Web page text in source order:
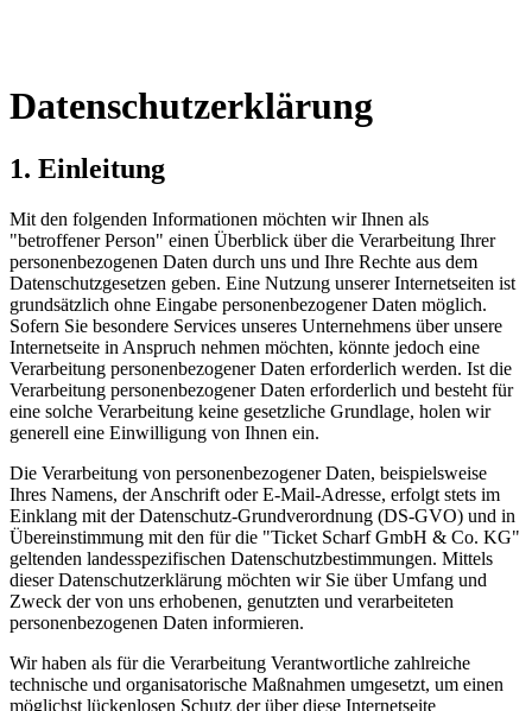
Datenschutzerklärung
1. Einleitung
Mit den folgenden Informationen möchten wir Ihnen als
"betroffener Person" einen Überblick über die Verarbeitung Ihrer
personenbezogenen Daten durch uns und Ihre Rechte aus dem
Datenschutzgesetzen geben. Eine Nutzung unserer Internetseiten ist
grundsätzlich ohne Eingabe personenbezogener Daten möglich.
Sofern Sie besondere Services unseres Unternehmens über unsere
Internetseite in Anspruch nehmen möchten, könnte jedoch eine
Verarbeitung personenbezogener Daten erforderlich werden. Ist die
Verarbeitung personenbezogener Daten erforderlich und besteht für
eine solche Verarbeitung keine gesetzliche Grundlage, holen wir
generell eine Einwilligung von Ihnen ein.
Die Verarbeitung von personenbezogener Daten, beispielsweise
Ihres Namens, der Anschrift oder E-Mail-Adresse, erfolgt stets im
Einklang mit der Datenschutz-Grundverordnung (DS-GVO) und in
Übereinstimmung mit den für die "Ticket Scharf GmbH & Co. KG"
geltenden landesspezifischen Datenschutzbestimmungen. Mittels
dieser Datenschutzerklärung möchten wir Sie über Umfang und
Zweck der von uns erhobenen, genutzten und verarbeiteten
personenbezogenen Daten informieren.
Wir haben als für die Verarbeitung Verantwortliche zahlreiche
technische und organisatorische Maßnahmen umgesetzt, um einen
möglichst lückenlosen Schutz der über diese Internetseite